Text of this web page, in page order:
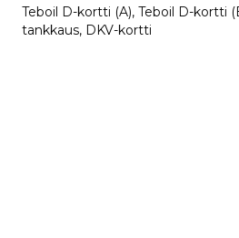
Teboil D-kortti (A), Teboil D-kortti
tankkaus, DKV-kortti